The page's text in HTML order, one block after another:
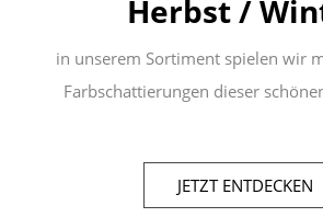
Herbst /
in unserem Sortiment spielen wir
Farbschattierungen dieser
JETZT ENTDECKEN